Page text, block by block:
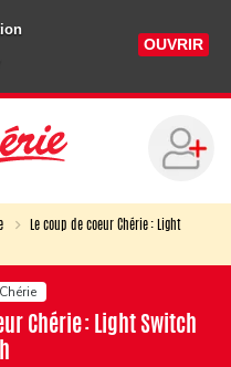
OUVRIR
Le coup de coeur Chérie : Light
Chérie : Light Switch